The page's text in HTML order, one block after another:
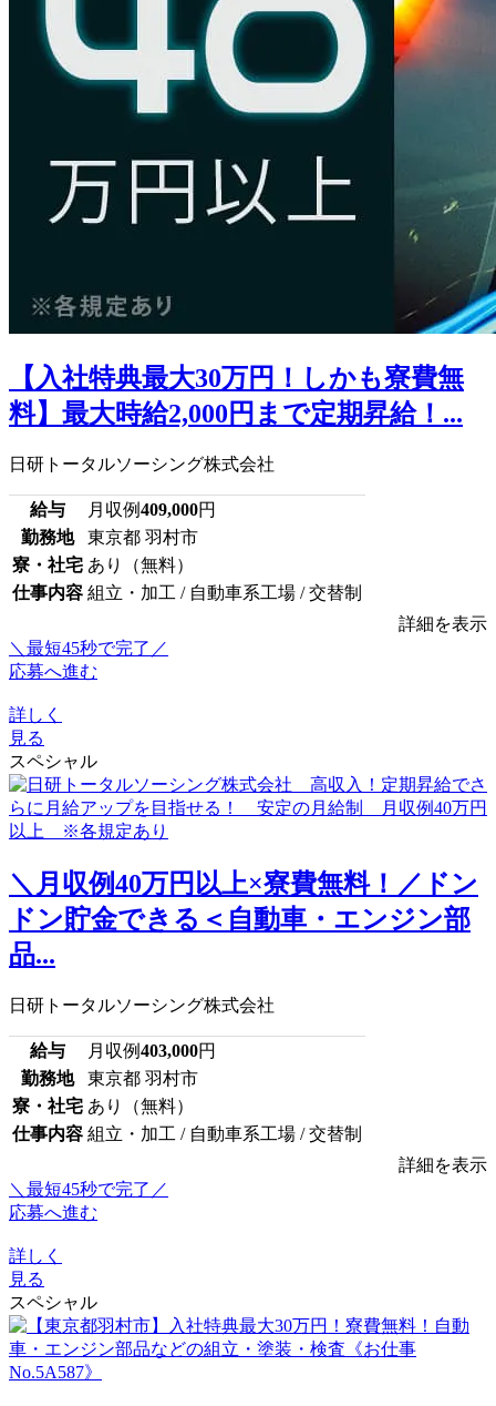
【入社特典最大30万円！しかも寮費無
料】最大時給2,000円まで定期昇給！...
日研トータルソーシング株式会社
給与 月収例409,000円
勤務地
東京都 羽村市
寮・社宅 あり（無料）
仕事内容 組立・加工 / 自動車系工場 / 交替制
詳細を表示
＼最短45秒で完了／
応募へ進む
詳しく
見る
スペシャル
＼月収例40万円以上×寮費無料！／ドン
ドン貯金できる＜自動車・エンジン部
品...
日研トータルソーシング株式会社
給与 月収例403,000円
勤務地
東京都 羽村市
寮・社宅 あり（無料）
仕事内容 組立・加工 / 自動車系工場 / 交替制
詳細を表示
＼最短45秒で完了／
応募へ進む
詳しく
見る
スペシャル